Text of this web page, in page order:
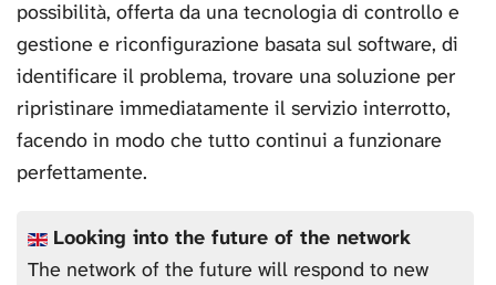
possibilità, offerta da una tecnologia di controllo e
gestione e riconfigurazione basata sul software, di
identificare il problema, trovare una soluzione per
ripristinare immediatamente il servizio interrotto,
facendo in modo che tutto continui a funzionare
perfettamente.
Looking into the future of the network
The network of the future will respond to new